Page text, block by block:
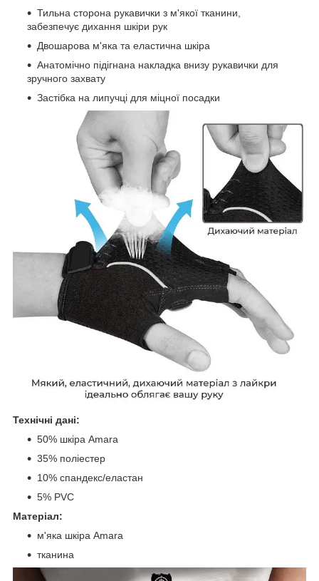
Тильна сторона рукавички з м'якої тканини,
забезпечує дихання шкіри рук
Двошарова м'яка та еластична шкіра
Анатомічно підігнана накладка внизу рукавички для
зручного захвату
Застібка на липучці для міцної посадки
Технічні дані:
50% шкіра Amara
35% поліестер
10% спандекс/еластан
5% PVC
Матеріал:
м'яка шкіра Amara
тканина